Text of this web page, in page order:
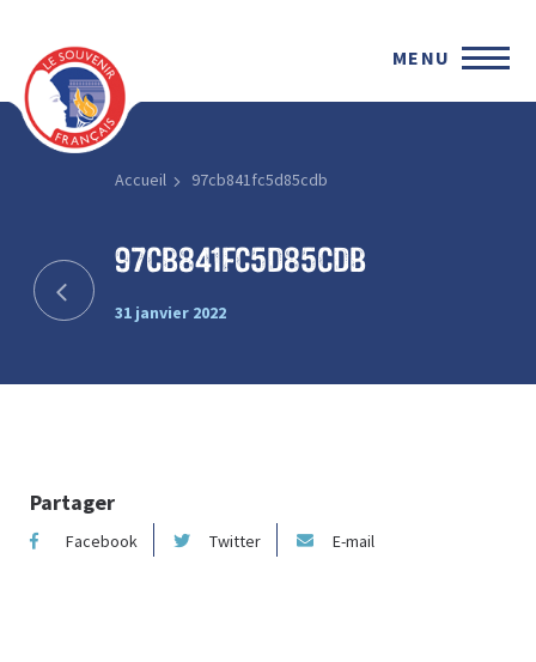
MENU
Accueil 97cb841fc5d85cdb
97cb841fc5d85cdb
31 janvier 2022
Partager
Facebook Twitter E-mail